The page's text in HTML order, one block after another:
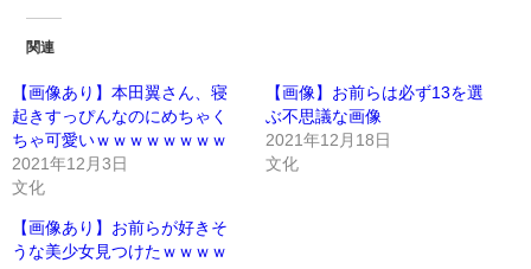
関連
【画像あり】本田翼さん、寝
起きすっぴんなのにめちゃく
ちゃ可愛いｗｗｗｗｗｗｗｗ
2021年12月3日
文化
【画像】お前らは必ず13を選
ぶ不思議な画像
2021年12月18日
文化
【画像あり】お前らが好きそ
うな美少女見つけたｗｗｗｗ